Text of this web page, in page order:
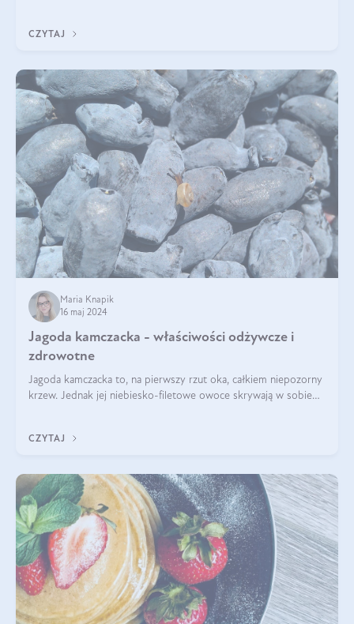
CZYTAJ
Maria Knapik
16 maj 2024
Jagoda kamczacka - właściwości odżywcze i
zdrowotne
Jagoda kamczacka to, na pierwszy rzut oka, całkiem niepozorny
krzew. Jednak jej niebiesko-filetowe owoce skrywają w sobie
CZYTAJ